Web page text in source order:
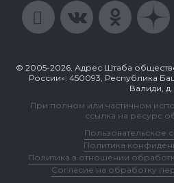
© 2005-2026, Адрес Штаба
России»: 450093, Республика
Валиди, д.
При полном или частичном
ссылка на ресурс
Пользовательское
Политика
Политика в отношении
Согласие на обработку